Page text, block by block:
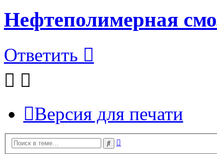
Нефтеполимерная
Ответить
Версия для печати
Поиск